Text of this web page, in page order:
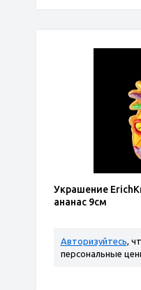
Украшение
ананас 9см
Авторизуйтесь,
персональные